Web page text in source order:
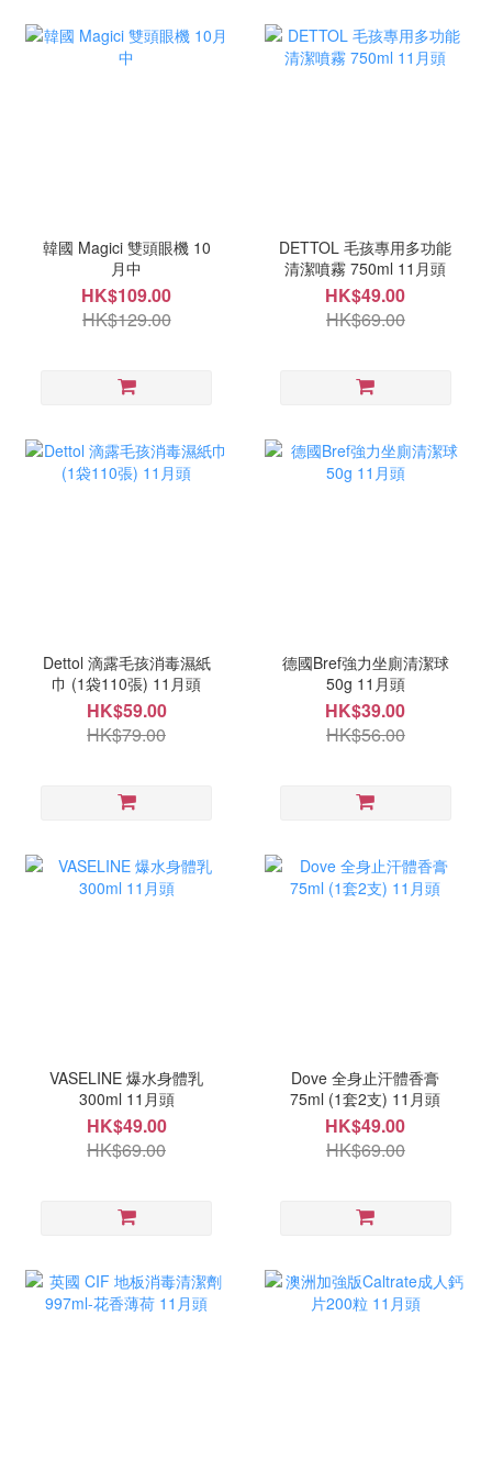
韓國 Magici 雙頭眼機 10
月中
HK$109.00
HK$129.00
DETTOL 毛孩專用多功能
清潔噴霧 750ml 11月頭
HK$49.00
HK$69.00
Dettol 滴露毛孩消毒濕紙
巾 (1袋110張) 11月頭
HK$59.00
HK$79.00
德國Bref強力坐廁清潔球
50g 11月頭
HK$39.00
HK$56.00
VASELINE 爆水身體乳
300ml 11月頭
HK$49.00
HK$69.00
Dove 全身止汗體香膏
75ml (1套2支) 11月頭
HK$49.00
HK$69.00